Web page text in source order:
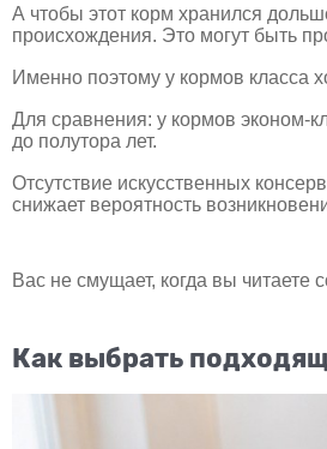
А чтобы этот корм хранился
происхождения. Это могут быть
Именно поэтому у кормов класса
Для сравнения: у кормов эконом-
до полутора лет.
Отсутствие искусственных
снижает вероятность
Вас не смущает, когда вы читаете
Как выбрать